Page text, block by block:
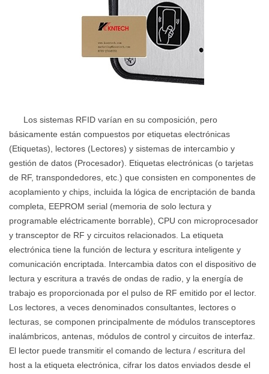
Los sistemas RFID varían en su composición, pero
básicamente están compuestos por etiquetas electrónicas
(Etiquetas), lectores (Lectores) y sistemas de intercambio y
gestión de datos (Procesador). Etiquetas electrónicas (o tarjetas
de RF, transpondedores, etc.) que consisten en componentes de
acoplamiento y chips, incluida la lógica de encriptación de banda
completa, EEPROM serial (memoria de solo lectura y
programable eléctricamente borrable), CPU con microprocesador
y transceptor de RF y circuitos relacionados. La etiqueta
electrónica tiene la función de lectura y escritura inteligente y
comunicación encriptada. Intercambia datos con el dispositivo de
lectura y escritura a través de ondas de radio, y la energía de
trabajo es proporcionada por el pulso de RF emitido por el lector.
Los lectores, a veces denominados consultantes, lectores o
lecturas, se componen principalmente de módulos transceptores
inalámbricos, antenas, módulos de control y circuitos de interfaz.
El lector puede transmitir el comando de lectura / escritura del
host a la etiqueta electrónica, cifrar los datos enviados desde el